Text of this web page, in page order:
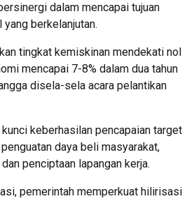
dalam mencapai tujuan
berkelanjutan.
tingkat kemiskinan mendekati nol
mencapai 7-8% dalam dua tahun
disela-sela acara pelantikan
kunci keberhasilan pencapaian target
daya beli masyarakat,
penciptaan lapangan kerja.
pemerintah memperkuat hilirisasi